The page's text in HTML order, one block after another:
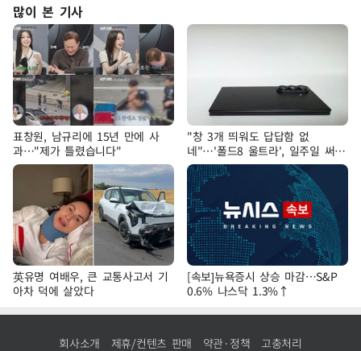
많이 본 기사
표창원, 남규리에 15년 만에 사
과…"제가 틀렸습니다"
"창 3개 띄워도 답답함 없
네"…'폴드8 울트라', 일주일 써보
니
英유명 여배우, 큰 교통사고서 기
아차 덕에 살았다
[속보]뉴욕증시 상승 마감…S&P
0.6% 나스닥 1.3%↑
회사소개 제휴/컨텐츠 판매 약관·정책 고충처리